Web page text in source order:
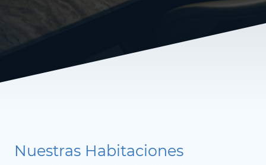
Nuestras Habitaciones